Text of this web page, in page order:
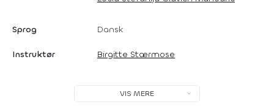
Sprog Dansk
Instruktør Birgitte Stærmose
VIS MERE